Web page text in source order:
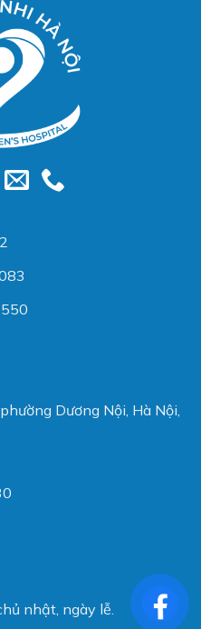
Dương Nội, Hà Nội,
nhật, ngày lễ.